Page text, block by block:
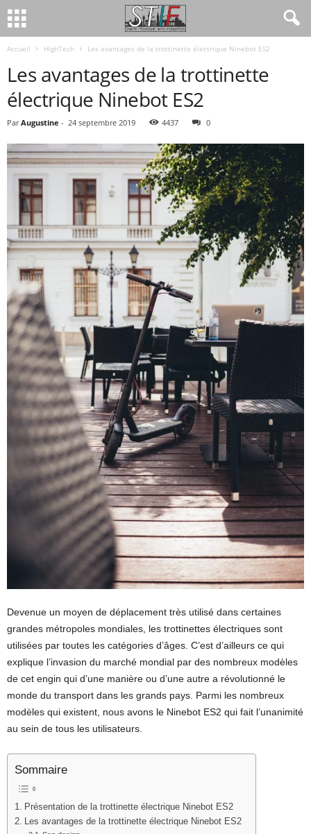
Accueil HighTech Les avantages de la trottinette électrique Ninebot ES2
Les avantages de la trottinette
électrique Ninebot ES2
Par Augustine - 24 septembre 2019 4437 0
Devenue un moyen de déplacement très utilisé dans certaines
grandes métropoles mondiales, les trottinettes électriques sont
utilisées par toutes les catégories d’âges. C’est d’ailleurs ce qui
explique l’invasion du marché mondial par des nombreux modèles
de cet engin qui d’une manière ou d’une autre a révolutionné le
monde du transport dans les grands pays. Parmi les nombreux
modèles qui existent, nous avons le Ninebot ES2 qui fait l’unanimité
au sein de tous les utilisateurs.
Sommaire
Présentation de la trottinette électrique Ninebot ES2
Les avantages de la trottinette électrique Ninebot ES2